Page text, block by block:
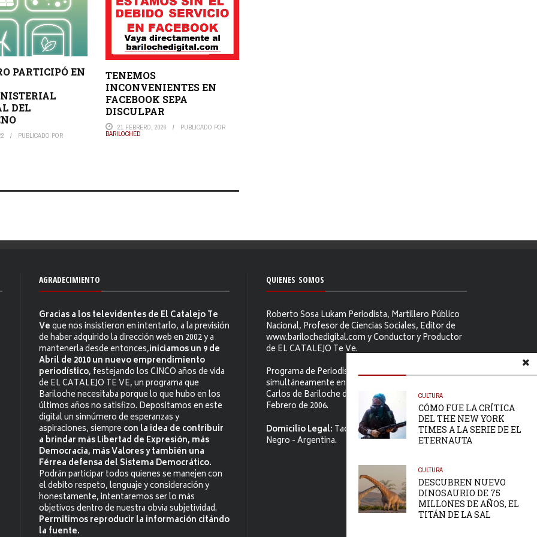
PARTICIPÓ EN
DEL
PUBLICADO POR
TENEMOS
INCONVENIENTES EN
FACEBOOK SEPA
DISCULPAR
21 FEBRERO, 2026 PUBLICADO POR
BARILOCHED
CULTURA
CÓMO FUE LA CRÍTICA
DEL THE NEW YORK
TIMES A LA SERIE DE EL
ETERNAUTA
CULTURA
DESCUBREN NUEVO
DINOSAURIO DE 75
MILLONES DE AÑOS, EL
TITÁN DE LA SAL
AGRADECIMIENTO
Gracias a los televidentes de El Catalejo Te
Veque nos insistieron en intentarlo, a la previsión
de haber adquirido la dirección web en 2002 y a
mantenerla desde entonces,iniciamos un 9 de
Abril de 2010 un nuevo emprendimiento
periodístico, festejando los CINCO años de vida
de EL CATALEJO TE VE, un programa que
Bariloche necesitaba porque lo que hubo en los
últimos años no satisfizo. Depositamos en este
digital un sinnúmero de esperanzas y
aspiraciones, siemprecon la idea de contribuir
a brindar más Libertad de Expresión, más
Democracia, más Valores y también una
Férrea defensa del Sistema Democrático.
Podrán participar todos quienes se manejen con
el debito respeto, lenguaje y consideración y
honestamente, intentaremos ser lo más
objetivos dentro de nuestra obvia subjetividad.
Permitimos reproducir la información citándo
la fuente.
QUIENES SOMOS
Roberto Sosa Lukam Periodista, Martillero Público
Nacional, Profesor de Ciencias Sociales, Editor de
www.barilochedigital.com y Conductor y Productor
de EL CATALEJO Te Ve.
Programa de Periodismo Político que se difunde
simultáneamente en ambos Video-cables de San
Carlos de Bariloche desde el primer jueves de
Febrero de 2006.
Domicilio Legal: Tacuarí 52. S.C. de Bariloche, Río
Negro - Argentina.